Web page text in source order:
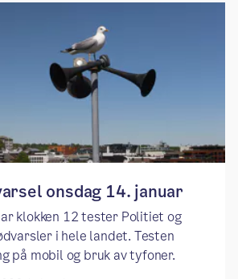
onsdag 14. januar
klokken 12 tester Politiet og
i hele landet. Testen
på mobil og bruk av tyfoner.